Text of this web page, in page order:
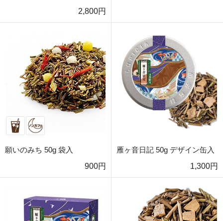
2,800円
願いのみち 50g 袋入
900円
雁ヶ音日記 50g デザイン缶入
1,300円